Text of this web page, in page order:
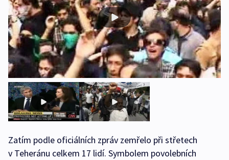
Zatím podle oficiálních zpráv zemřelo při střetech
v Teheránu celkem 17 lidí. Symbolem povolebních